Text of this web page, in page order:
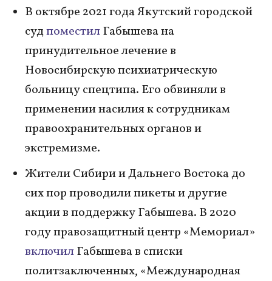
В октябре 2021 года Якутский городской
судпоместилГабышева на
принудительное лечение в
Новосибирскую психиатрическую
больницу спецтипа. Его обвиняли в
применении насилия к сотрудникам
правоохранительных органов и
экстремизме.
Жители Сибири и Дальнего Востока до
сих пор проводили пикеты и другие
акции в поддержку Габышева. В 2020
году правозащитный центр «Мемориал»
включилГабышева в списки
политзаключенных, «Международная